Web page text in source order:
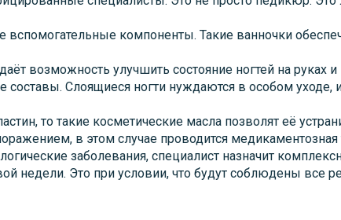
компоненты. Такие ванночки
возможность улучшить состояние ногтей на руках и
Слоящиеся ногти нуждаются в особом уходе,
то такие косметические масла позволят её
в этом случае проводится
заболевания, специалист назначит
недели. Это при условии, что будут соблюдены все